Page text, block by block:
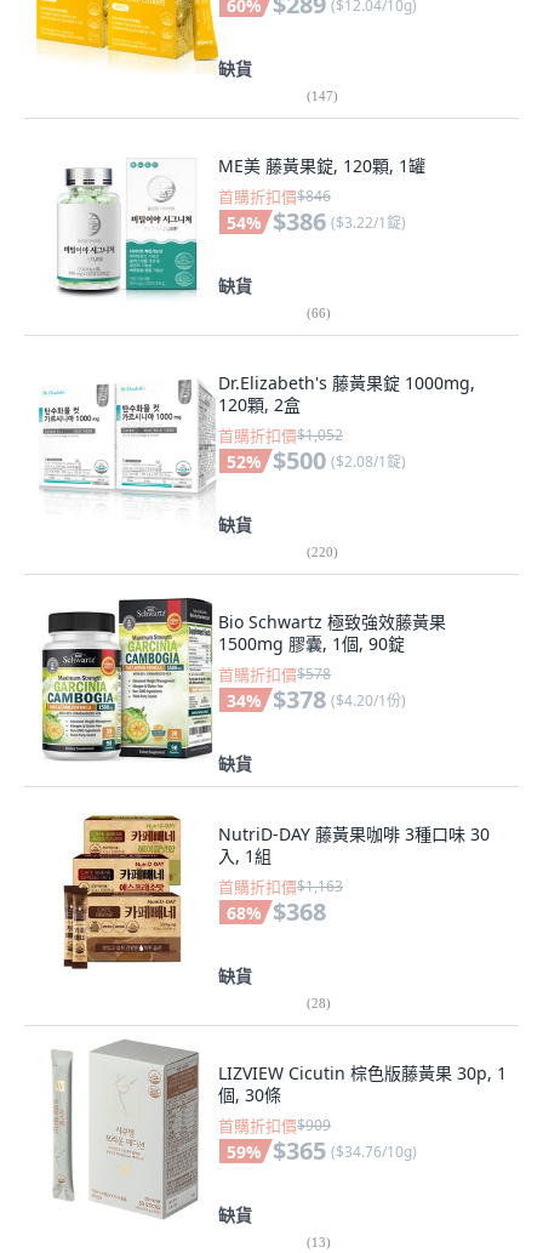
60% ($12.04/10g)
缺貨
(147)
ME美 藤黃果錠, 120顆, 1罐
首購折扣價$846
54% $386 ($3.22/1錠)
缺貨
(66)
Dr.Elizabeth's 藤黃果錠 1000mg,
120顆, 2盒
首購折扣價$1,052
52% $500 ($2.08/1錠)
缺貨
(220)
Bio Schwartz 極致強效藤黃果
1500mg 膠囊, 1個, 90錠
首購折扣價$578
34% $378 ($4.20/1份)
缺貨
NutriD-DAY 藤黃果咖啡 3種口味 30
入, 1組
首購折扣價$1,163
68% $368
缺貨
(28)
LIZVIEW Cicutin 棕色版藤黃果 30p, 1
個, 30條
首購折扣價$909
59% $365 ($34.76/10g)
缺貨
(13)